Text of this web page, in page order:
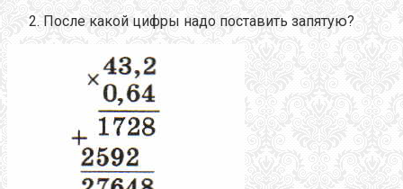
После какой цифры надо поставить запятую?